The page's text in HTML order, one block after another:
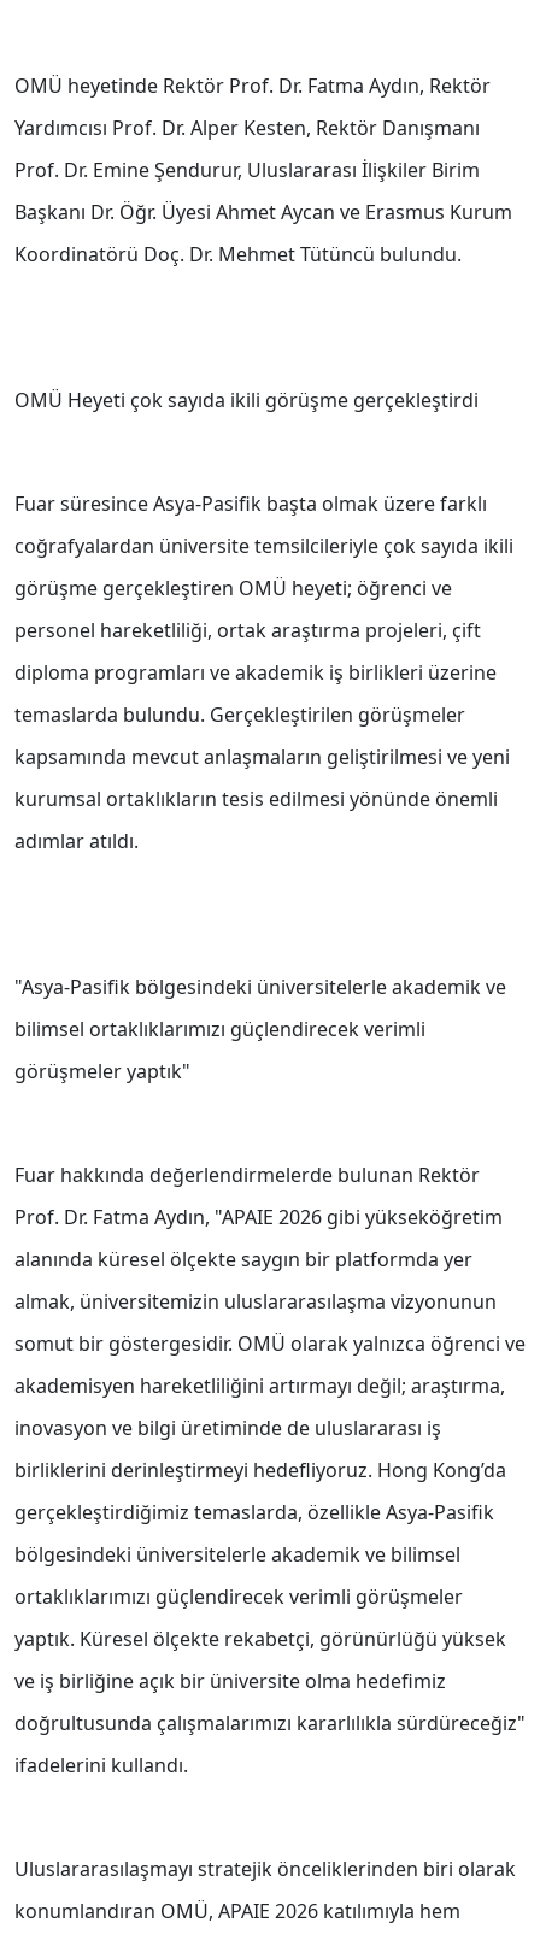
OMÜ heyetinde Rektör Prof. Dr. Fatma Aydın, Rektör
Yardımcısı Prof. Dr. Alper Kesten, Rektör Danışmanı
Prof. Dr. Emine Şendurur, Uluslararası İlişkiler Birim
Başkanı Dr. Öğr. Üyesi Ahmet Aycan ve Erasmus Kurum
Koordinatörü Doç. Dr. Mehmet Tütüncü bulundu.
OMÜ Heyeti çok sayıda ikili görüşme gerçekleştirdi
Fuar süresince Asya-Pasifik başta olmak üzere farklı
coğrafyalardan üniversite temsilcileriyle çok sayıda ikili
görüşme gerçekleştiren OMÜ heyeti; öğrenci ve
personel hareketliliği, ortak araştırma projeleri, çift
diploma programları ve akademik iş birlikleri üzerine
temaslarda bulundu. Gerçekleştirilen görüşmeler
kapsamında mevcut anlaşmaların geliştirilmesi ve yeni
kurumsal ortaklıkların tesis edilmesi yönünde önemli
adımlar atıldı.
"Asya-Pasifik bölgesindeki üniversitelerle akademik ve
bilimsel ortaklıklarımızı güçlendirecek verimli
görüşmeler yaptık"
Fuar hakkında değerlendirmelerde bulunan Rektör
Prof. Dr. Fatma Aydın, "APAIE 2026 gibi yükseköğretim
alanında küresel ölçekte saygın bir platformda yer
almak, üniversitemizin uluslararasılaşma vizyonunun
somut bir göstergesidir. OMÜ olarak yalnızca öğrenci ve
akademisyen hareketliliğini artırmayı değil; araştırma,
inovasyon ve bilgi üretiminde de uluslararası iş
birliklerini derinleştirmeyi hedefliyoruz. Hong Kong’da
gerçekleştirdiğimiz temaslarda, özellikle Asya-Pasifik
bölgesindeki üniversitelerle akademik ve bilimsel
ortaklıklarımızı güçlendirecek verimli görüşmeler
yaptık. Küresel ölçekte rekabetçi, görünürlüğü yüksek
ve iş birliğine açık bir üniversite olma hedefimiz
doğrultusunda çalışmalarımızı kararlılıkla sürdüreceğiz"
ifadelerini kullandı.
Uluslararasılaşmayı stratejik önceliklerinden biri olarak
konumlandıran OMÜ, APAIE 2026 katılımıyla hem